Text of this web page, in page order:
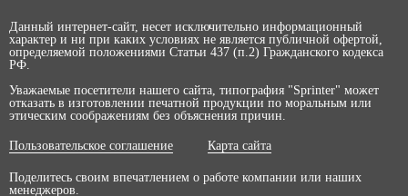
Данный интернет-сайт, несет исключительно информационный
характер и ни при каких условиях не является публичной офертой,
определяемой положениями Статьи 437 (п.2) Гражданского кодекса
РФ.
Уважаемые посетители нашего сайта, типография "Sprinter" может
отказать в изготовлении печатной продукции по моральным или
этическим соображениям без объяснения причин.
Пользовательское соглашение Карта сайта
Поделитесь своим впечатлением о работе компании или наших
менеджеров.